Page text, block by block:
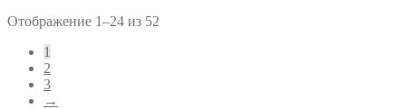
Отображение 1–24 из 52
1
2
3
→